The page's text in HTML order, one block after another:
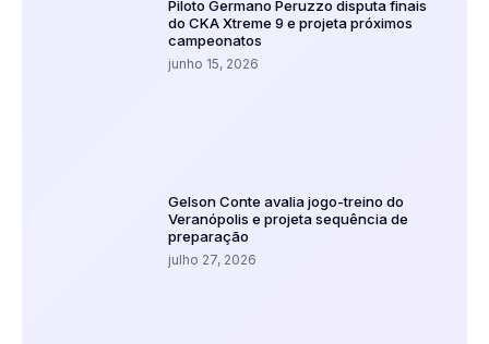
Piloto Germano Peruzzo disputa finais
do CKA Xtreme 9 e projeta próximos
campeonatos
junho 15, 2026
Gelson Conte avalia jogo-treino do
Veranópolis e projeta sequência de
preparação
julho 27, 2026